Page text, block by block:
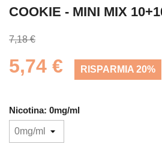
COOKIE - MINI MIX
7,18 €
5,74 € RISPARMIA 20%
Nicotina: 0mg/ml